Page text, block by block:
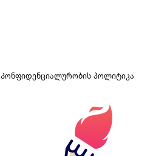
Კონფიდენციალურობის პოლიტიკა